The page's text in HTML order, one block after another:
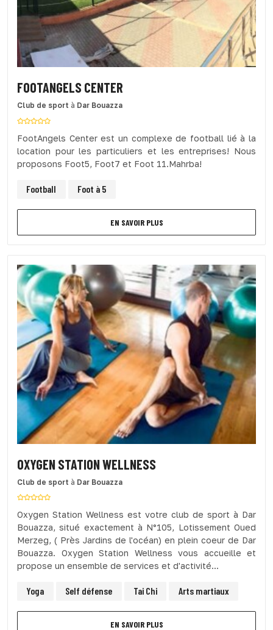
FOOTANGELS CENTER
Club de sport à Dar Bouazza
FootAngels Center est un complexe de football lié à la
location pour les particuliers et les entreprises! Nous
proposons Foot5, Foot7 et Foot 11.Mahrba!
Football Foot à 5
EN SAVOIR PLUS
OXYGEN STATION WELLNESS
Club de sport à Dar Bouazza
Oxygen Station Wellness est votre club de sport à Dar
Bouazza, situé exactement à N°105, Lotissement Oued
Merzeg, ( Près Jardins de l'océan) en plein coeur de Dar
Bouazza. Oxygen Station Wellness vous accueille et
propose un ensemble de services et d'activité...
Yoga Self défense Tai Chi Arts martiaux
EN SAVOIR PLUS